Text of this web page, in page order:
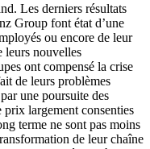
Les derniers résultats
Group font état d’une
ou encore de leur
leurs nouvelles
ont compensé la crise
de leurs problèmes
une poursuite des
prix largement consenties
terme ne sont pas moins
de leur chaîne